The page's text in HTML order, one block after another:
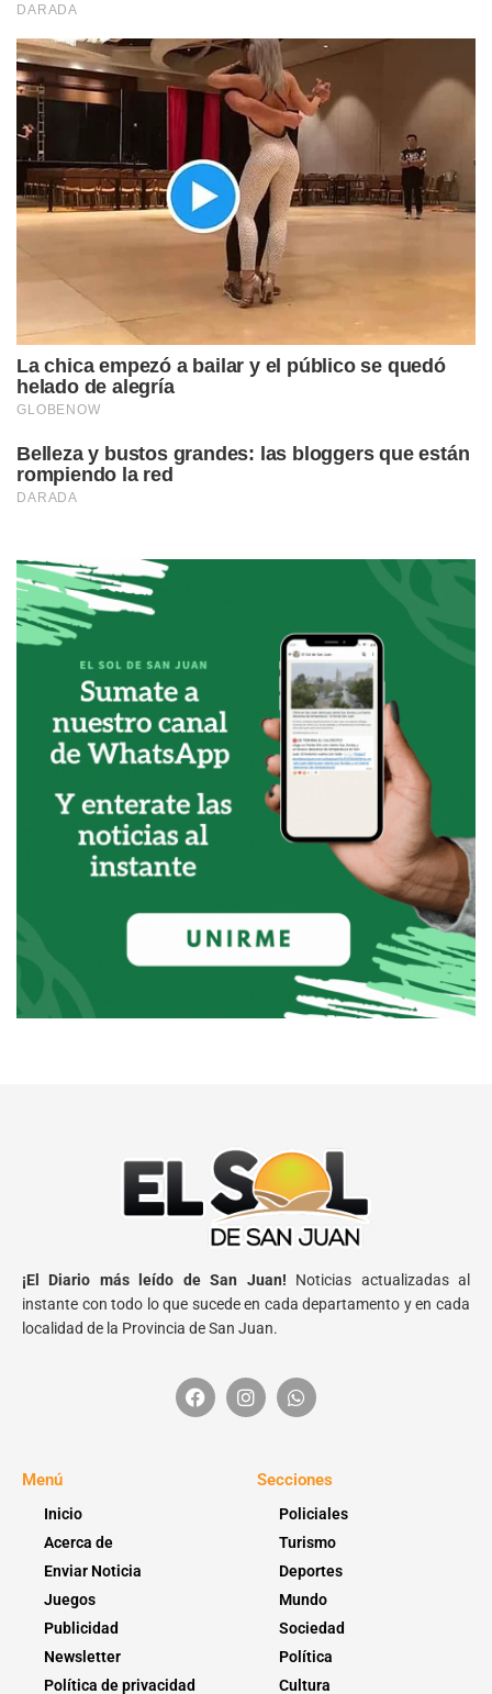
¡El Diario más leído de San Juan! Noticias actualizadas al
instante con todo lo que sucede en cada departamento y en cada
localidad de la Provincia de San Juan.
Menú
Inicio
Acerca de
Enviar Noticia
Juegos
Publicidad
Newsletter
Política de privacidad
Secciones
Policiales
Turismo
Deportes
Mundo
Sociedad
Política
Cultura